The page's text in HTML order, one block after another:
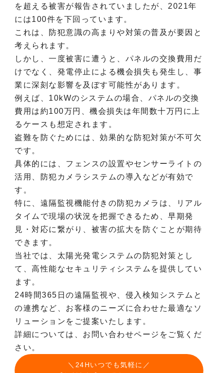
を超える被害が報告されていましたが、2021年
には100件を下回っています。
これは、防犯意識の高まりや対策の普及が要因と
考えられます。
しかし、一度被害に遭うと、パネルの交換費用だ
けでなく、発電停止による機会損失も発生し、事
業に深刻な影響を及ぼす可能性があります。
例えば、10kWのシステムの場合、パネルの交換
費用は約100万円、機会損失は年間数十万円に上
るケースも想定されます。
盗難を防ぐためには、効果的な防犯対策が不可欠
です。
具体的には、フェンスの設置やセンサーライトの
活用、防犯カメラシステムの導入などが有効で
す。
特に、遠隔監視機能付きの防犯カメラは、リアル
タイムで現場の状況を把握できるため、早期発
見・対応に繋がり、被害の拡大を防ぐことが期待
できます。
当社では、太陽光発電システムの防犯対策とし
て、高性能なセキュリティシステムを提供してい
ます。
24時間365日の遠隔監視や、侵入検知システムと
の連携など、お客様のニーズに合わせた最適なソ
リューションをご提案いたします。
詳細については、お問い合わせページをご覧くだ
さい。
＼24Hいつでも気軽に／